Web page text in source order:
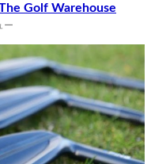
Golf Warehouse
ー